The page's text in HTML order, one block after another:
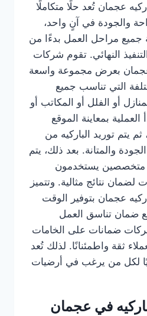
عجمان تُعد حلًا متكاملًا
والجودة في آنٍ واحد،
جميع مراحل العمل بدءًا من
النهائي. تقوم شركات
عجمان بعرض مجموعة واسعة
التي تناسب جميع
أو الفلل أو المكاتب أو
العملية بمعاينة الموقع
يتم توريد الباركيه من
والمتانة. بعد ذلك، يتم
متخصصين يستخدمون
لضمان نتائج مثالية. وتتميز
عجمان بتوفير الوقت
ضمان تناسق العمل
ضمانات على الخامات
ثقة واطمئنانًا. لذلك تُعد
لكل من يرغب في أرضيات
في عجمان